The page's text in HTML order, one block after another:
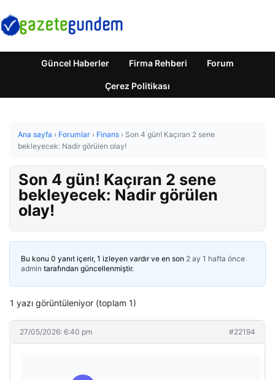
Güncel Haberler Firma Rehberi Forum
Çerez Politikası
Ana sayfa › Forumlar › Finans › Son 4 gün! Kaçıran 2 sene
bekleyecek: Nadir görülen olay!
Son 4 gün! Kaçıran 2 sene
bekleyecek: Nadir görülen
olay!
Bu konu 0 yanıt içerir, 1 izleyen vardır ve en son 2 ay 1 hafta önce
admin tarafından güncellenmiştir.
1 yazı görüntüleniyor (toplam 1)
27/05/2026: 6:40 pm #22194